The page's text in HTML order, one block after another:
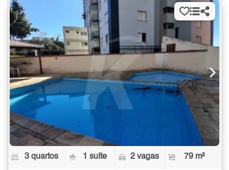
3 quartos 1 suíte 2 vagas 79 m²